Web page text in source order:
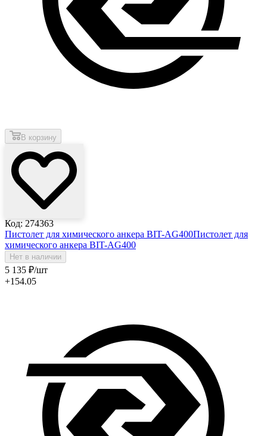
В корзину
Код: 274363
Пистолет для химического анкера BIT-AG400Пистолет для
химического анкера BIT-AG400
Нет в наличии
5 135 ₽/шт
+154.05